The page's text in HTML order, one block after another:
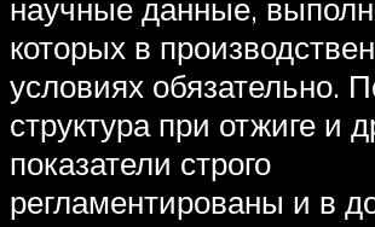
научные данные,
которых в
условиях обязательно.
структура при отжиге и
показатели строго
регламентированы и в